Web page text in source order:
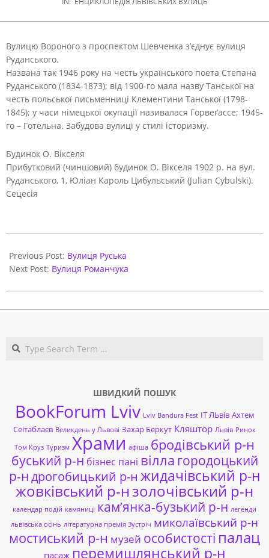
Вулицю Вороного з проспектом Шевченка з’єднує вулиця
Руданського.
Названа так 1946 року на честь українського поета Степана
Руданського (1834-1873); від 1900-го мала назву Танської на
честь польської письменниці Клементини Танської (1798-
1845); у часи німецької окупації називалася Горвеґассе; 1945-
го – Готельна. Забудова вулиці у стилі історизму.
Будинок О. Вікселя
Прибутковий (чиншовий) будинок О. Вікселя 1902 р. на вул.
Руданського, 1, Юліан Кароль Цибульський (Julian Cybulski).
Сецесія
06-
01
Previous Post: Вулиця Руська
Next Post: Вулиця Романчука
ШВИДКИЙ ПОШУК
BookForum Lviv Lviv Bandura Fest ІТ ЛЬвів Ахтем
Сеітаблаєв Великдень у Львові Захар Беркут Кляштор Львів Ринок
Том Круз Туризм Храми афіша бродівський р-н
буський р-н бізнес пані вілла городоцький
р-ндрогобицький р-н жидачівський р-н
жовківський р-нзолочівський р-н
календар подій камяниці кам’янка-бузький р-н легенди
львівська осінь літературна премія Зустріч миколаївський р-н
мостиський р-н музей особистості палац
пасаж перемишлянський р-н